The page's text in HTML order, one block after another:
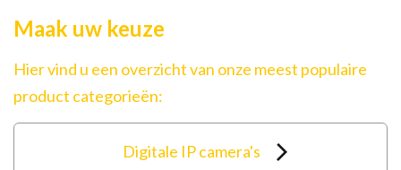
Maak uw keuze
Hier vind u een overzicht van onze meest populaire
product categorieën:
Digitale IP camera's